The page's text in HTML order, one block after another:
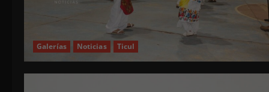
Galerías Noticias Ticul